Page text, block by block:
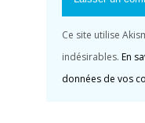
Ce site utilise
indésirables. En
données de vos